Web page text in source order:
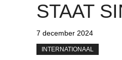
STAAT
7 december 2024
INTERNATIONAAL